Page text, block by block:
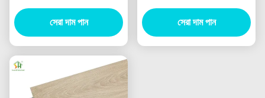
প্রতিরোধী এসপিসি ফ্লোর বাথরুমের
জন্য
সেরা দাম পান
মিমি পুরু
সেরা দাম পান